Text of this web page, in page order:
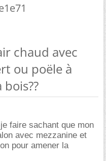
chaud avec
ou poële à
faire sachant que mon
avec mezzanine et
pour amener la